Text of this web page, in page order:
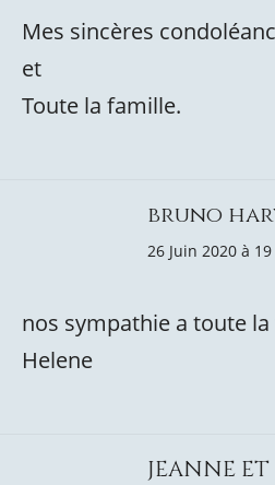
Mes sincères
et
Toute la famille.
bruno
26 Juin 2020 à
nos sympathie a toute
Helene
JEANNE